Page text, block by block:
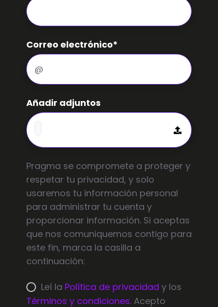
Correo electrónico*
Añadir adjuntos
Pragma se compromete a proteger y
respetar tu privacidad, y solo
usaremos tu información personal
para administrar tu cuenta y
proporcionar información. Si aceptas
que nos comuniquemos contigo para
este fin, marca la casilla a
continuación:
Leí la Política de privacidad y los
Términos y condiciones. Acepto